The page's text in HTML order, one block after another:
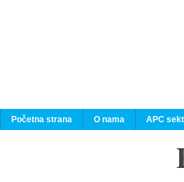
Početna strana O nama APC